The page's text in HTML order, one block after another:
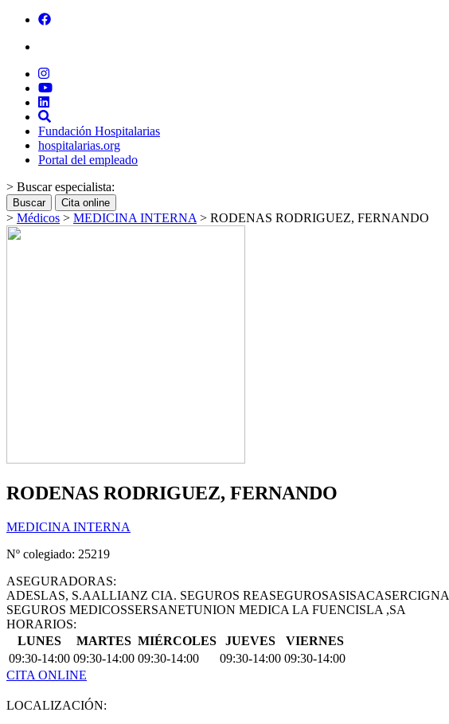
Fundación Hospitalarias
hospitalarias.org
Portal del empleado
> Buscar especialista:
Buscar Cita online
> Médicos > MEDICINA INTERNA > RODENAS RODRIGUEZ, FERNANDO
RODENAS RODRIGUEZ, FERNANDO
MEDICINA INTERNA
Nº colegiado: 25219
ASEGURADORAS:
ADESLAS, S.AALLIANZ CIA. SEGUROS REASEGUROSASISACASERCIGNA
SEGUROS MEDICOSSERSANETUNION MEDICA LA FUENCISLA ,SA
HORARIOS:
LUNES
MARTES MIÉRCOLES JUEVES
VIERNES
09:30-14:00 09:30-14:00 09:30-14:00 09:30-14:00 09:30-14:00
CITA ONLINE
LOCALIZACIÓN: